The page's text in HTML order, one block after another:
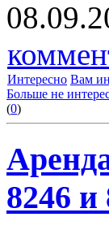
Интересно Вам
Больше не
(0)
8246 и